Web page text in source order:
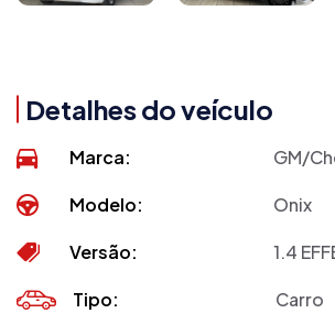
Detalhes do veículo
Marca: GM/
Modelo: Onix
Versão: 1.4
Tipo: Carro